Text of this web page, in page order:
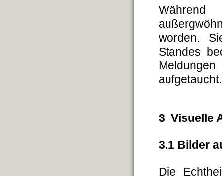
worden.
Standes
aufgetaucht.
3 Visuelle
3.1 Bilder
Die